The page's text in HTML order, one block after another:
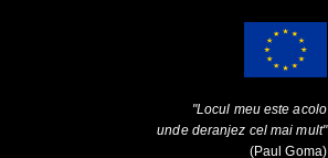
"Locul meu este acolo
unde deranjez cel mai mult"
(Paul Goma)